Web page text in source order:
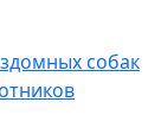
собак